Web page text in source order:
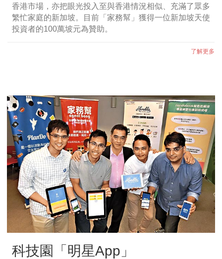
香港市場，亦把眼光投入至與香港情況相似、充滿了眾多
繁忙家庭的新加坡。目前「家務幫」獲得一位新加坡天使
投資者的100萬坡元為贊助。
了解更多
科技園「明星App」